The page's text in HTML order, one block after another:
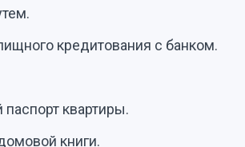
кредитования с банком.
паспорт квартиры.
книги.